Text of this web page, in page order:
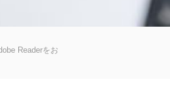
Readerをお